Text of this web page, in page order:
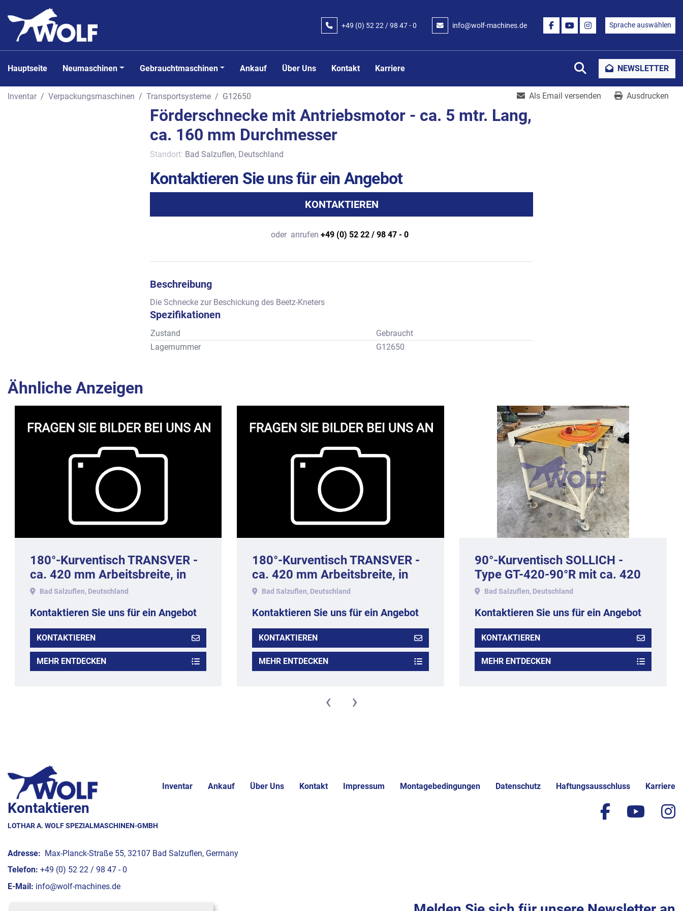
+49 (0) 52 22 / 98 47 - 0 info@wolf-machines.de
FACEBOOK
YOUTUBEINSTAGRAM
Sprache auswählen
Hauptseite Neumaschinen Gebrauchtmaschinen Ankauf Über Uns Kontakt Karriere SucheNEWSLETTER
Inventar Verpackungsmaschinen Transportsysteme G12650 Als Email versenden Ausdrucken
Förderschnecke mit Antriebsmotor - ca. 5 mtr. Lang,
ca. 160 mm Durchmesser
Standort: Bad Salzuflen, Deutschland
Kontaktieren Sie uns für ein Angebot
KONTAKTIEREN
oder anrufen +49 (0) 52 22 / 98 47 - 0
Beschreibung
Die Schnecke zur Beschickung des Beetz-Kneters
Spezifikationen
Zustand
Gebraucht
Lagernummer
G12650
Ähnliche Anzeigen
180°-Kurventisch TRANSVER -
ca. 420 mm Arbeitsbreite, in
Edelstahlausführung.
Bad Salzuflen, Deutschland
Kontaktieren Sie uns für ein Angebot
KONTAKTIEREN
MEHR ENTDECKEN
180°-Kurventisch TRANSVER -
ca. 420 mm Arbeitsbreite, in
Edelstahlausführung.
Bad Salzuflen, Deutschland
Kontaktieren Sie uns für ein Angebot
KONTAKTIEREN
MEHR ENTDECKEN
90°-Kurventisch SOLLICH -
Type GT-420-90°R mit ca. 420
mm Arbeitsbreite.
Bad Salzuflen, Deutschland
Kontaktieren Sie uns für ein Angebot
KONTAKTIEREN
MEHR ENTDECKEN
‹ ›
Inventar Ankauf Über Uns Kontakt Impressum Montagebedingungen Datenschutz Haftungsausschluss Karriere
Kontaktieren
LOTHAR A. WOLF SPEZIALMASCHINEN-GMBH
Adresse: Max-Planck-Straße 55, 32107 Bad Salzuflen, Germany
Telefon: +49 (0) 52 22 / 98 47 - 0
E-Mail: info@wolf-machines.de
facebook